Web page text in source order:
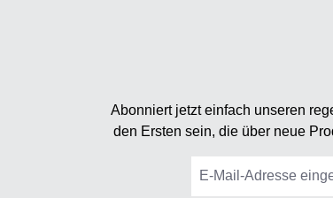
Abonniert jetzt einfach unseren
den Ersten sein, die über neue
Mail-